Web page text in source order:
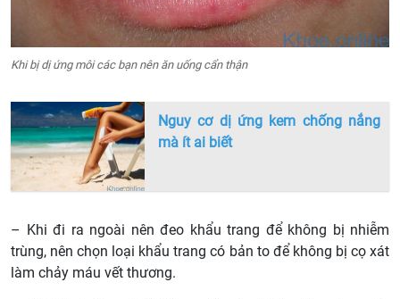
Khi bị dị ứng môi các bạn nên ăn uống cẩn thận
Nguy cơ dị ứng kem chống nắng
mà ít ai biết
– Khi đi ra ngoài nên đeo khẩu trang để không bị nhiễm
trùng, nên chọn loại khẩu trang có bản to để không bị cọ xát
làm chảy máu vết thương.